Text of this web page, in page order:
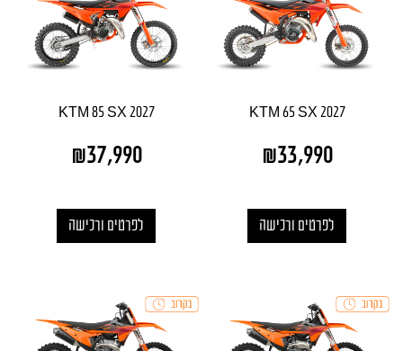
KTM 65 SX 2027
₪33,990
לפרטים ורכישה
KTM 85 SX 2027
₪37,990
לפרטים ורכישה